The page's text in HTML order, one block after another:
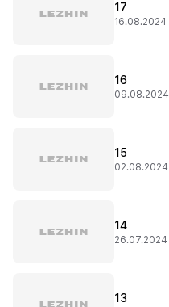
17
16.08.2024
16
09.08.2024
15
02.08.2024
14
26.07.2024
13